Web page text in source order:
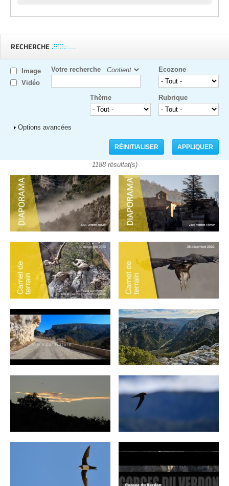
RECHERCHE
Image
Vidéo
Votre recherche Ecozone
Rubrique
Thème
Afficher
Options avancées
1188 résultat(s)
Pages